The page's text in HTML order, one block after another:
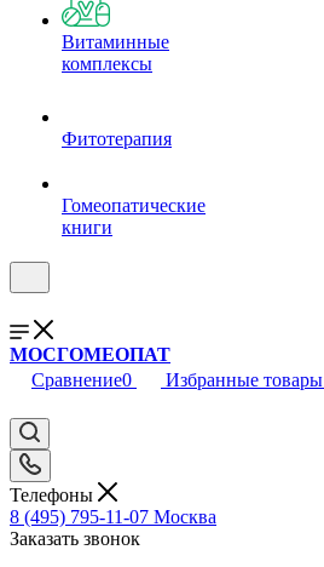
Витаминные
комплексы
Фитотерапия
Гомеопатические
книги
МОСГОМЕОПАТ
Сравнение0 Избранные товары
Телефоны
8 (495) 795-11-07 Москва
Заказать звонок